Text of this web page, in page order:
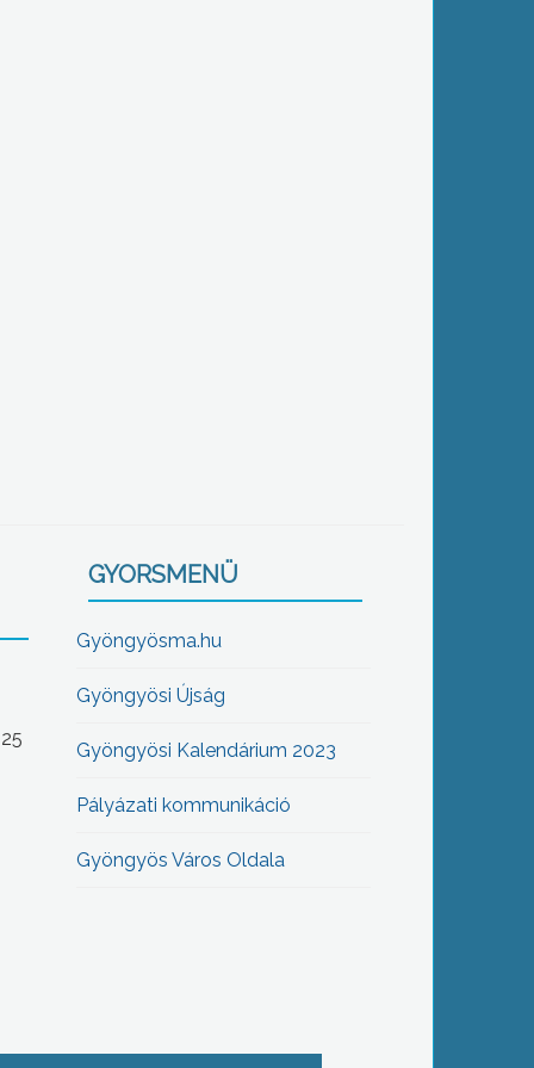
GYORSMENÜ
Gyöngyösma.hu
Gyöngyösi Újság
Gyöngyösi Kalendárium 2023
Pályázati kommunikáció
Gyöngyös Város Oldala